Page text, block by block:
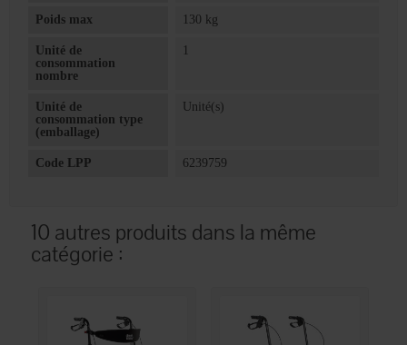
Poids max 130 kg
Unité de
consommation
nombre
Unité de
consommation type
(emballage)
Unité(s)
Code LPP 6239759
10 autres produits dans la même
catégorie :